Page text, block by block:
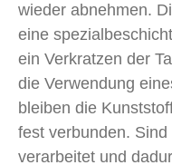
wieder abnehmen.
eine
ein Verkratzen der
die Verwendung
bleiben die
fest verbunden.
verarbeitet und